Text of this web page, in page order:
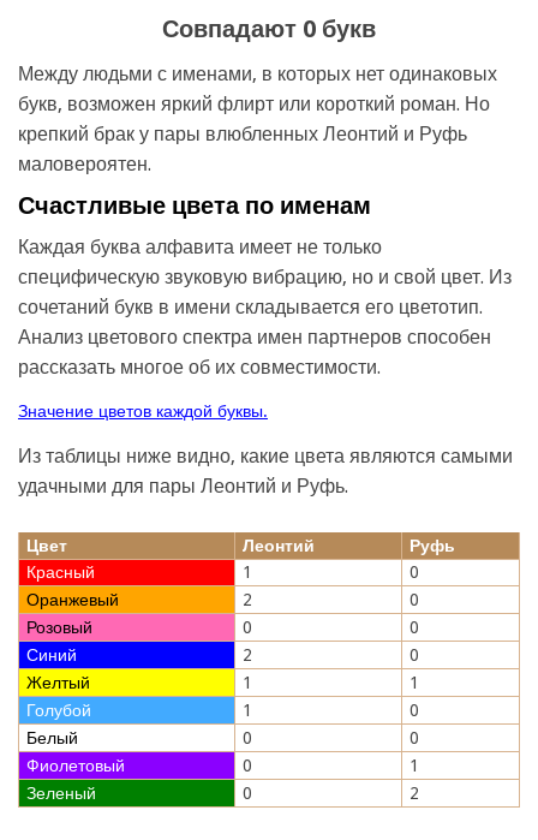
Совпадают 0 букв
Между людьми с именами, в которых нет одинаковых
букв, возможен яркий флирт или короткий роман. Но
крепкий брак у пары влюбленных Леонтий и Руфь
маловероятен.
Счастливые цвета по именам
Каждая буква алфавита имеет не только
специфическую звуковую вибрацию, но и свой цвет. Из
сочетаний букв в имени складывается его цветотип.
Анализ цветового спектра имен партнеров способен
рассказать многое об их совместимости.
Значение цветов каждой буквы.
Из таблицы ниже видно, какие цвета являются самыми
удачными для пары Леонтий и Руфь.
Цвет Леонтий
Руфь
Красный
1
0
Оранжевый
2
0
Розовый
0
0
Синий
2
0
Желтый
1
1
Голубой
1
0
Белый
0
0
Фиолетовый
0
1
Зеленый
0 2